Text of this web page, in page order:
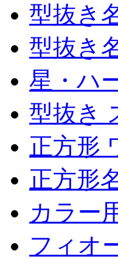
型抜き
型抜き
星・ハ
型抜き
正方形
正方形
カラー
フィオ